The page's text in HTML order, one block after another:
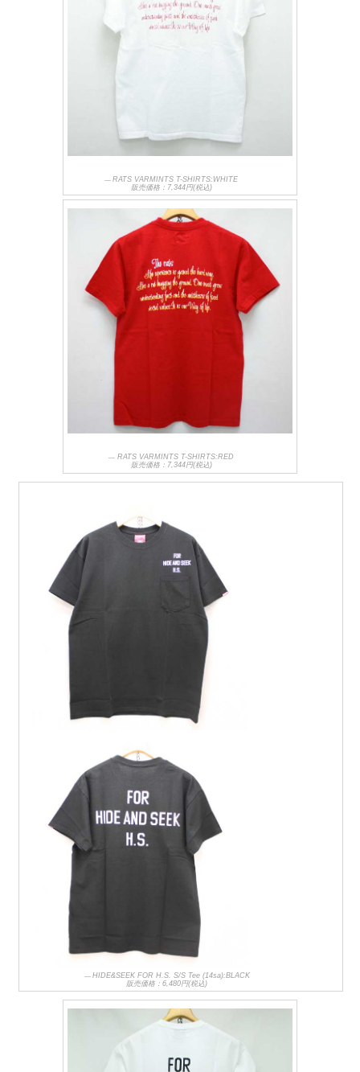
RATS VARMINTS T-SHIRTS:WHITE
販売価格：7,344円(税込)
RATS VARMINTS T-SHIRTS:RED
販売価格：7,344円(税込)
HIDE&SEEK FOR H.S. S/S Tee (14sa):BLACK
販売価格：6,480円(税込)